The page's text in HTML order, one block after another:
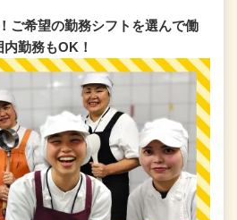
ご希望の勤務シフトを選んで働
勤務もOK！